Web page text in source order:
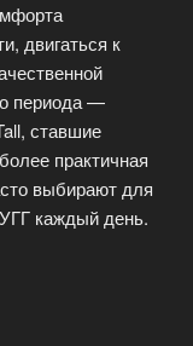
двигаться к
периода —
ставшие
практичная
выбирают для
каждый день.